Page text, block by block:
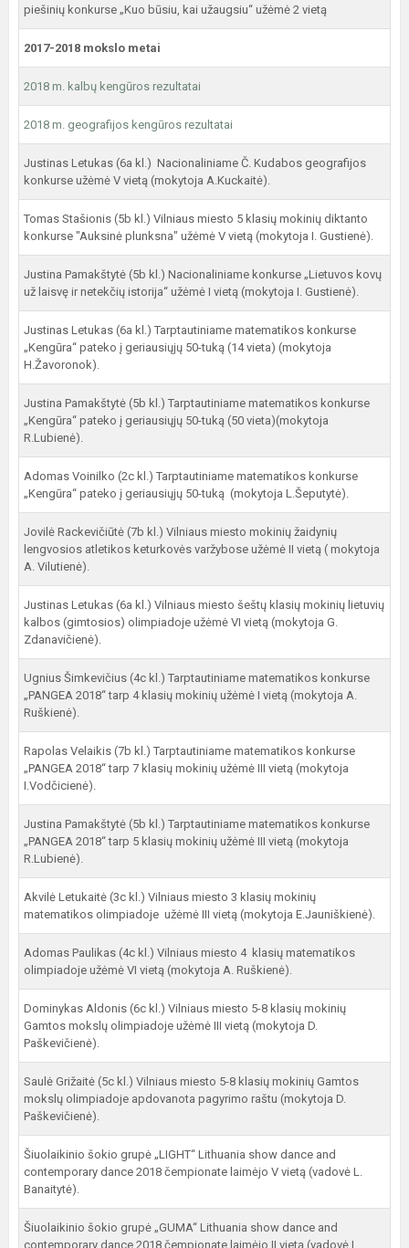
piešinių konkurse „Kuo būsiu, kai užaugsiu“ užėmė 2 vietą
2017-2018 mokslo metai
2018 m. kalbų kengūros rezultatai
2018 m. geografijos kengūros rezultatai
Justinas Letukas (6a kl.) Nacionaliniame Č. Kudabos geografijos
konkurse užėmė V vietą (mokytoja A.Kuckaitė).
Tomas Stašionis (5b kl.) Vilniaus miesto 5 klasių mokinių diktanto
konkurse "Auksinė plunksna" užėmė V vietą (mokytoja I. Gustienė).
Justina Pamakštytė (5b kl.) Nacionaliniame konkurse „Lietuvos kovų
už laisvę ir netekčių istorija“ užėmė I vietą (mokytoja I. Gustienė).
Justinas Letukas (6a kl.) Tarptautiniame matematikos konkurse
„Kengūra“ pateko į geriausiųjų 50-tuką (14 vieta) (mokytoja
H.Žavoronok).
Justina Pamakštytė (5b kl.) Tarptautiniame matematikos konkurse
„Kengūra“ pateko į geriausiųjų 50-tuką (50 vieta)(mokytoja
R.Lubienė).
Adomas Voinilko (2c kl.) Tarptautiniame matematikos konkurse
„Kengūra“ pateko į geriausiųjų 50-tuką (mokytoja L.Šeputytė).
Jovilė Rackevičiūtė (7b kl.) Vilniaus miesto mokinių žaidynių
lengvosios atletikos keturkovės varžybose užėmė II vietą ( mokytoja
A. Vilutienė).
Justinas Letukas (6a kl.) Vilniaus miesto šeštų klasių mokinių lietuvių
kalbos (gimtosios) olimpiadoje užėmė VI vietą (mokytoja G.
Zdanavičienė).
Ugnius Šimkevičius (4c kl.) Tarptautiniame matematikos konkurse
„PANGEA 2018“ tarp 4 klasių mokinių užėmė I vietą (mokytoja A.
Ruškienė).
Rapolas Velaikis (7b kl.) Tarptautiniame matematikos konkurse
„PANGEA 2018“ tarp 7 klasių mokinių užėmė III vietą (mokytoja
I.Vodčicienė).
Justina Pamakštytė (5b kl.) Tarptautiniame matematikos konkurse
„PANGEA 2018“ tarp 5 klasių mokinių užėmė III vietą (mokytoja
R.Lubienė).
Akvilė Letukaitė (3c kl.) Vilniaus miesto 3 klasių mokinių
matematikos olimpiadoje užėmė III vietą (mokytoja E.Jauniškienė).
Adomas Paulikas (4c kl.) Vilniaus miesto 4 klasių matematikos
olimpiadoje užėmė VI vietą (mokytoja A. Ruškienė).
Dominykas Aldonis (6c kl.) Vilniaus miesto 5-8 klasių mokinių
Gamtos mokslų olimpiadoje užėmė III vietą (mokytoja D.
Paškevičienė).
Saulė Grižaitė (5c kl.) Vilniaus miesto 5-8 klasių mokinių Gamtos
mokslų olimpiadoje apdovanota pagyrimo raštu (mokytoja D.
Paškevičienė).
Šiuolaikinio šokio grupė „LIGHT“ Lithuania show dance and
contemporary dance 2018 čempionate laimėjo V vietą (vadovė L.
Banaitytė).
Šiuolaikinio šokio grupė „GUMA“ Lithuania show dance and
contemporary dance 2018 čempionate laimėjo II vietą (vadovė L.